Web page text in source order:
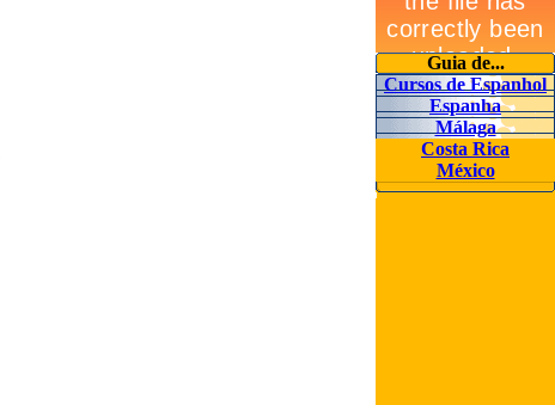
Guia de...
Cursos de Espanhol
Espanha
Málaga
Costa Rica
México